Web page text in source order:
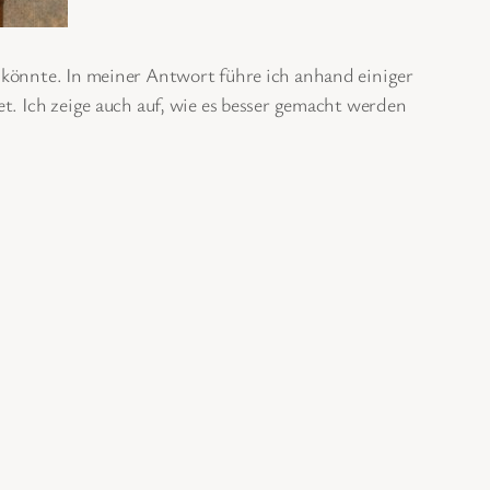
In meiner Antwort führe ich anhand einiger
zeige auch auf, wie es besser gemacht werden